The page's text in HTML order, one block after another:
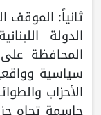
ثانياً: الموقف
الدولة
المحافظة
سياسية
الأحزاب